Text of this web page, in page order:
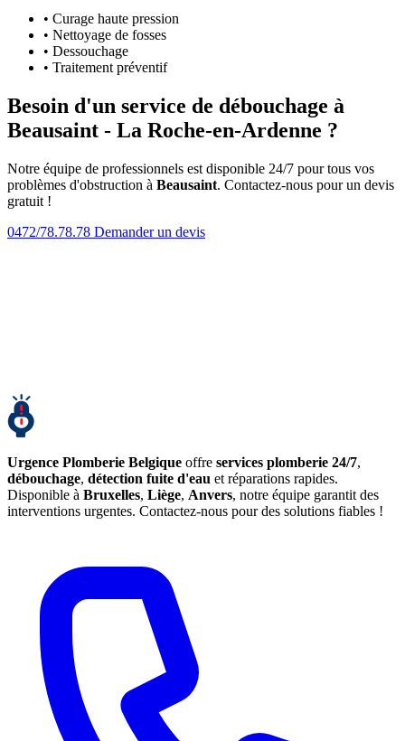
• Curage haute pression
• Nettoyage de fosses
• Dessouchage
• Traitement préventif
Besoin d'un service de débouchage à
Beausaint - La Roche-en-Ardenne ?
Notre équipe de professionnels est disponible 24/7 pour tous vos
problèmes d'obstruction à Beausaint. Contactez-nous pour un devis
gratuit !
0472/78.78.78 Demander un devis
Urgence Plomberie Belgique offre services plomberie 24/7,
débouchage, détection fuite d'eau et réparations rapides.
Disponible à Bruxelles, Liège, Anvers, notre équipe garantit des
interventions urgentes. Contactez-nous pour des solutions fiables !